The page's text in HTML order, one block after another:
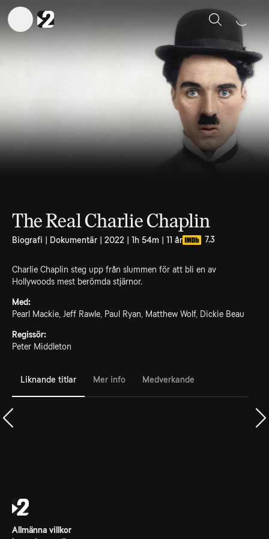
Sök
The Real Charlie Chaplin
Biografi | Dokumentär | 2022 | 1h 54m | 11 år 7.3
Charlie Chaplin steg upp från slummen för att bli en av
Hollywoods mest berömda stjärnor.
Med:
Pearl Mackie, Jeff Rawle, Paul Ryan, Matthew Wolf, Dickie Beau
Regissör:
Peter Middleton
Liknande titlar Mer info Medverkande
Allmänna villkor